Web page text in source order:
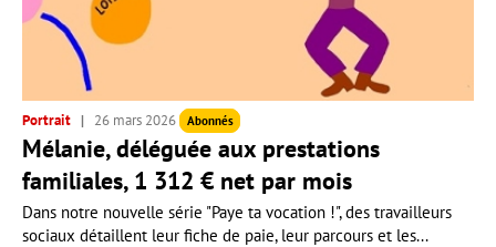
Portrait 26 mars 2026 Abonnés
Mélanie, déléguée aux prestations
familiales, 1 312 € net par mois
Dans notre nouvelle série "Paye ta vocation !", des travailleurs
sociaux détaillent leur fiche de paie, leur parcours et les...